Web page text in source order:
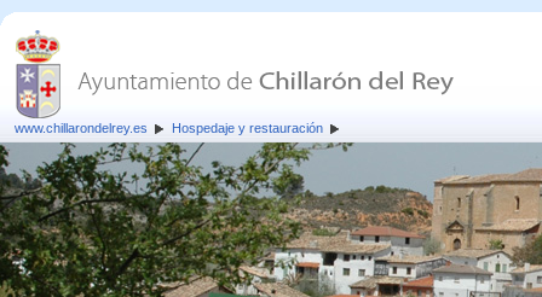
www.chillarondelrey.es Hospedaje y restauración